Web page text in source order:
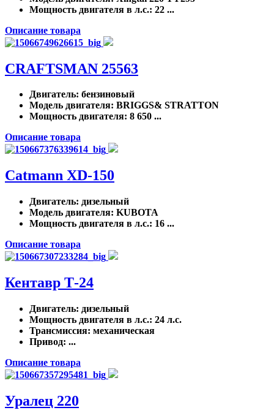
Мощность двигателя в л.с.: 22 ...
Описание товара
CRAFTSMAN 25563
Двигатель: бензиновый
Модель двигателя: BRIGGS& STRATTON
Мощность двигателя: 8 650 ...
Описание товара
Catmann XD-150
Двигатель: дизельный
Модель двигателя: KUBOTA
Мощность двигателя в л.с.: 16 ...
Описание товара
Кентавр Т-24
Двигатель: дизельный
Мощность двигателя в л.с.: 24 л.с.
Трансмиссия: механическая
Привод: ...
Описание товара
Уралец 220